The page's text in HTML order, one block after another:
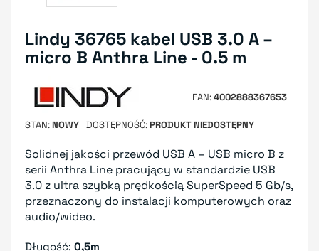
Lindy 36765 kabel USB 3.0 A –
micro B Anthra Line - 0.5 m
EAN 4002888367653
STAN NOWY DOSTĘPNOŚĆ PRODUKT NIEDOSTĘPNY
Solidnej jakości przewód USB A – USB micro B z
serii Anthra Line pracujący w standardzie USB
3.0 z ultra szybką prędkością SuperSpeed 5 Gb/s,
przeznaczony do instalacji komputerowych oraz
audio/wideo.
Długość: 0,5m